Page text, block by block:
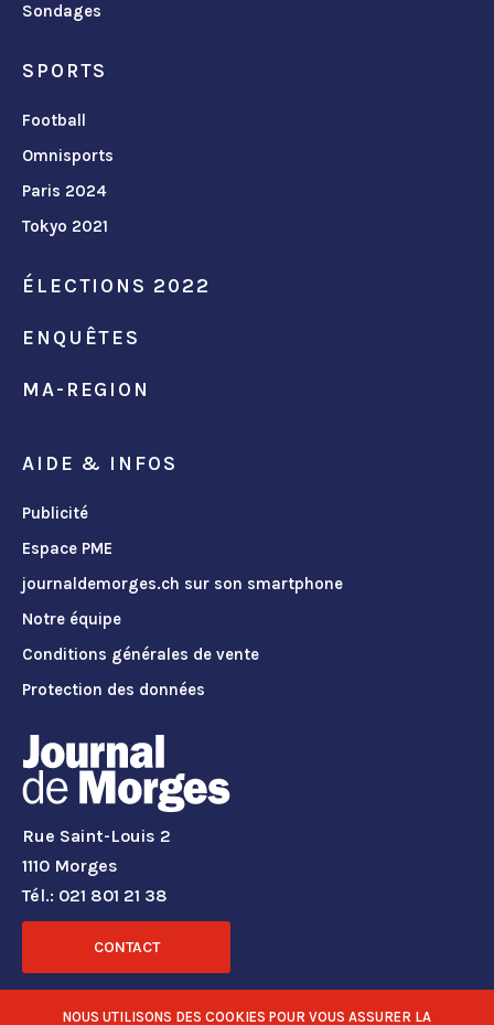
Sondages
SPORTS
Football
Omnisports
Paris 2024
Tokyo 2021
ÉLECTIONS 2022
ENQUÊTES
MA-REGION
AIDE & INFOS
Publicité
Espace PME
journaldemorges.ch sur son smartphone
Notre équipe
Conditions générales de vente
Protection des données
Rue Saint-Louis 2
1110 Morges
Tél.: 021 801 21 38
CONTACT
RÉSEAUX SOCIAUX
NOUS UTILISONS DES COOKIES POUR VOUS ASSURER LA